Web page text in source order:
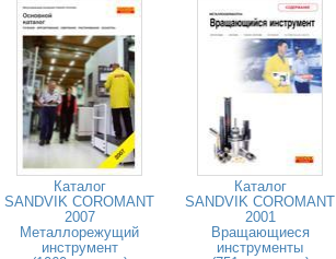
Каталог
SANDVIK COROMANT
2007
Металлорежущий
инструмент
Каталог
SANDVIK COROMANT
2001
Вращающиеся
инструменты